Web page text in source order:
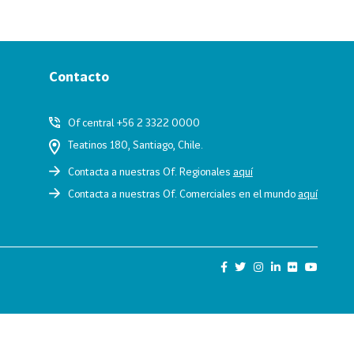
Contacto
Of central +56 2 3322 0000
Teatinos 180, Santiago, Chile.
Contacta a nuestras Of. Regionales aquí
Contacta a nuestras Of. Comerciales en el mundoaquí